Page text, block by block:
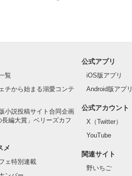
覧
チから始まる溺愛コンテ
小説投稿サイト合同企画
長編大賞」ベリーズカフ
メ
ェ特別連載
公式アプリ
iOS版アプリ
Android版アプリ
公式アカウント
X（Twitter）
YouTube
関連サイト
野いちご